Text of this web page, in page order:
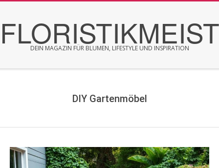
content
DEIN MAGAZIN FÜR BLUMEN, LIFESTYLE UND INSPIRATION
DIY Gartenmöbel